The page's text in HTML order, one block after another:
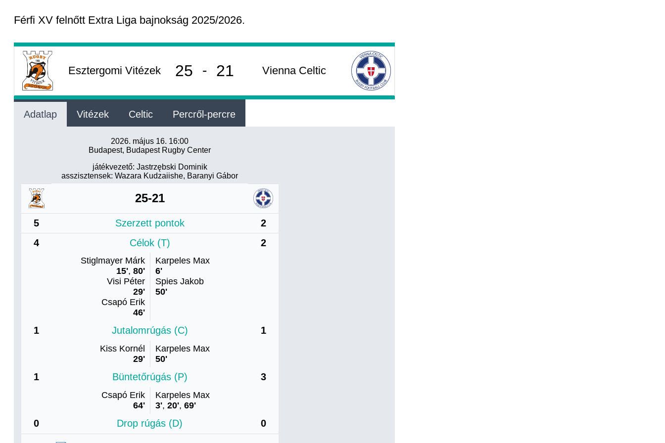
Férfi XV felnőtt Extra Liga bajnokság 2025/2026.
Esztergomi Vitézek 25 - 21 Vienna Celtic
Adatlap
2026. május 16. 16:00
Budapest, Budapest Rugby Center
játékvezető: Jastrzębski Dominik
asszisztensek: Wazara Kudzaiishe, Baranyi Gábor
25-21
5 Szerzett pontok
2
4
Célok (T) 2
Stiglmayer Márk
15', 80'
Visi Péter
29'
Csapó Erik
46'
Karpeles Max
6'
Spies Jakob
50'
1 Jutalomrúgás (C) 1
Kiss Kornél
29'
Karpeles Max
50'
1 Büntetőrúgás (P) 3
Csapó Erik
64'
Karpeles Max
3', 20', 69'
0 Drop rúgás (D) 0
Vitézek Celtic Percről-percre